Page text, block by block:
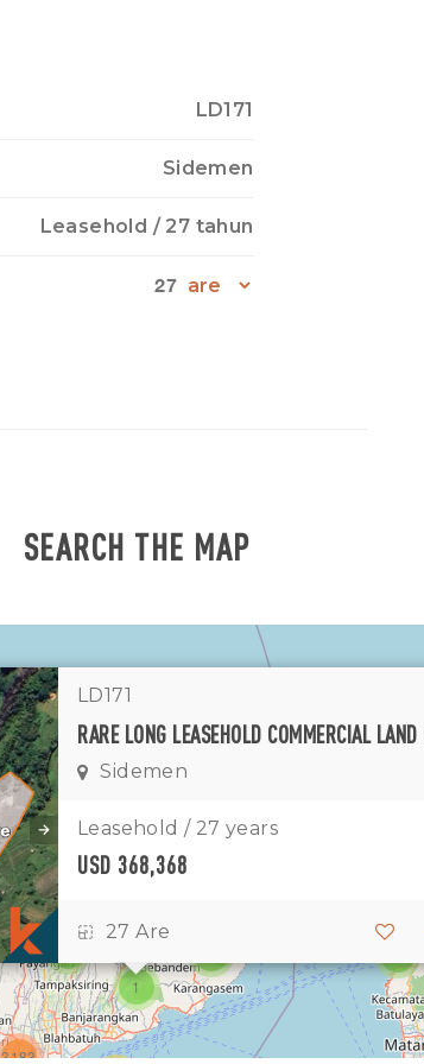
LD171
Sidemen
Leasehold / 27 tahun
27
SEARCH THE MAP
1
11
3183
LD171
Sidemen
Leasehold / 27 years
USD 368,368
27 Are